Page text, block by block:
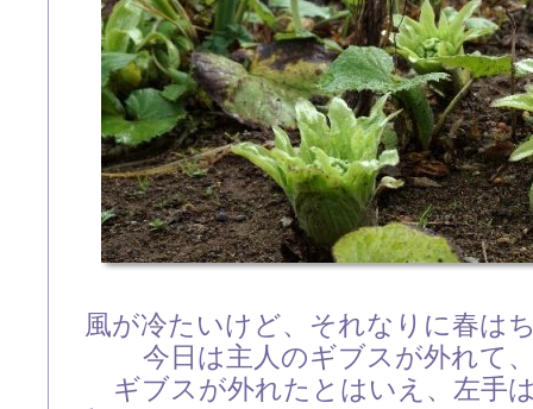
風が冷たいけど、それなりに春は
今日は主人のギブスが外れて
ギブスが外れたとはいえ、左手